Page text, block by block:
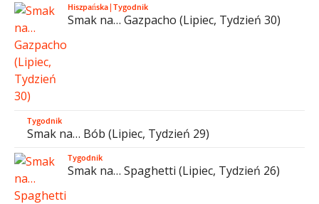
Hiszpańska|Tygodnik
Smak na… Gazpacho (Lipiec, Tydzień 30)
Tygodnik
Smak na… Bób (Lipiec, Tydzień 29)
Tygodnik
Smak na… Spaghetti (Lipiec, Tydzień 26)